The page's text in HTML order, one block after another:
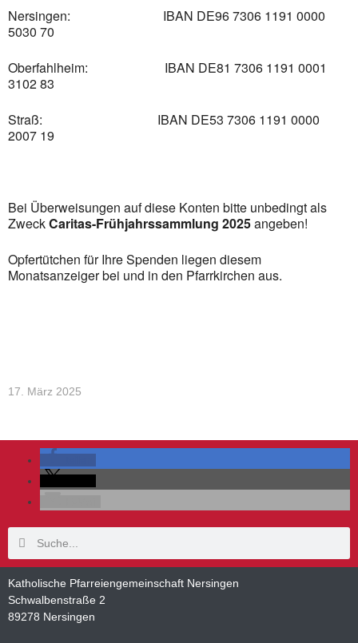
Nersingen: IBAN DE96 7306 1191 0000
5030 70
Oberfahlheim: IBAN DE81 7306 1191 0001
3102 83
Straß: IBAN DE53 7306 1191 0000
2007 19
Bei Überweisungen auf diese Konten bitte unbedingt als
ZweckCaritas-Frühjahrssammlung 2025angeben!
Opfertütchen für Ihre Spenden liegen diesem
Monatsanzeiger bei und in den Pfarrkirchen aus.
17. März 2025
Katholische Pfarreiengemeinschaft Nersingen
Schwalbenstraße 2
89278 Nersingen